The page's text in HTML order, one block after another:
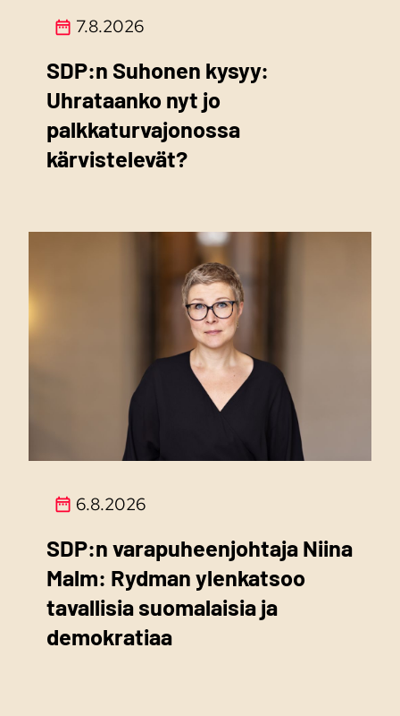
7.8.2026
SDP:n Suhonen kysyy:
Uhrataanko nyt jo
palkkaturvajonossa
kärvistelevät?
6.8.2026
SDP:n varapuheenjohtaja Niina
Malm: Rydman ylenkatsoo
tavallisia suomalaisia ja
demokratiaa